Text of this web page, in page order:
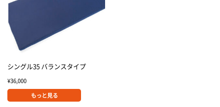
シングル35 バランスタイプ
¥36,000